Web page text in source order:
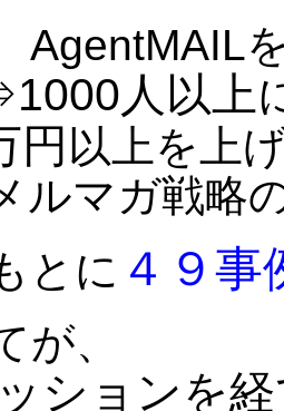
AgentMAIL
人以上
円 以上を上
ルマガ戦略
とに ４９事
が、
ションを